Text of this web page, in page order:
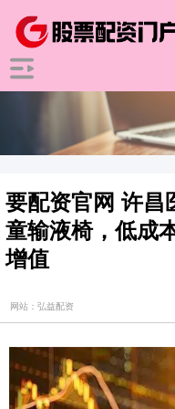
要配资官网 许昌
童输液椅，低成
增值
网站：弘益配资